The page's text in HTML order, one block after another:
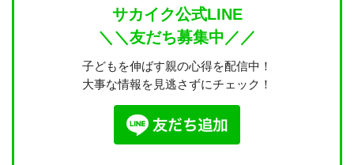
サカイク公式LINE
＼＼友だち募集中／／
子どもを伸ばす親の心得を配信中！
大事な情報を見逃さずにチェック！